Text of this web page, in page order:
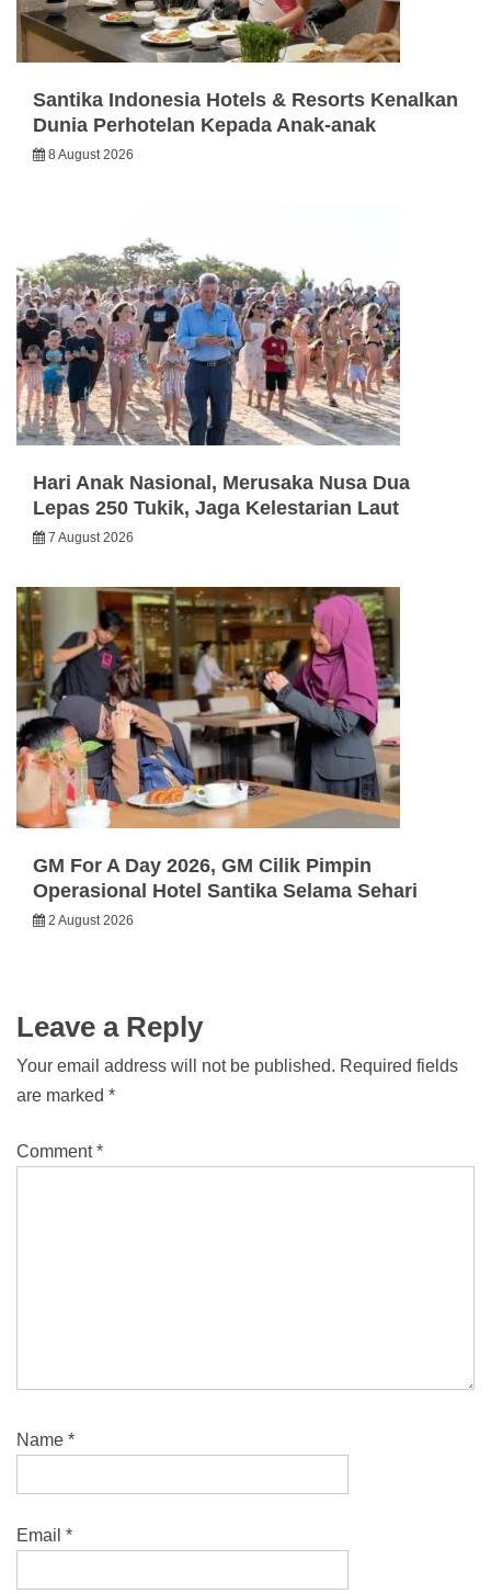
Santika Indonesia Hotels & Resorts Kenalkan
Dunia Perhotelan Kepada Anak-anak
8 August 2026
Hari Anak Nasional, Merusaka Nusa Dua
Lepas 250 Tukik, Jaga Kelestarian Laut
7 August 2026
GM For A Day 2026, GM Cilik Pimpin
Operasional Hotel Santika Selama Sehari
2 August 2026
Leave a Reply
Your email address will not be published. Required fields
are marked *
Comment*
Name *
Email *